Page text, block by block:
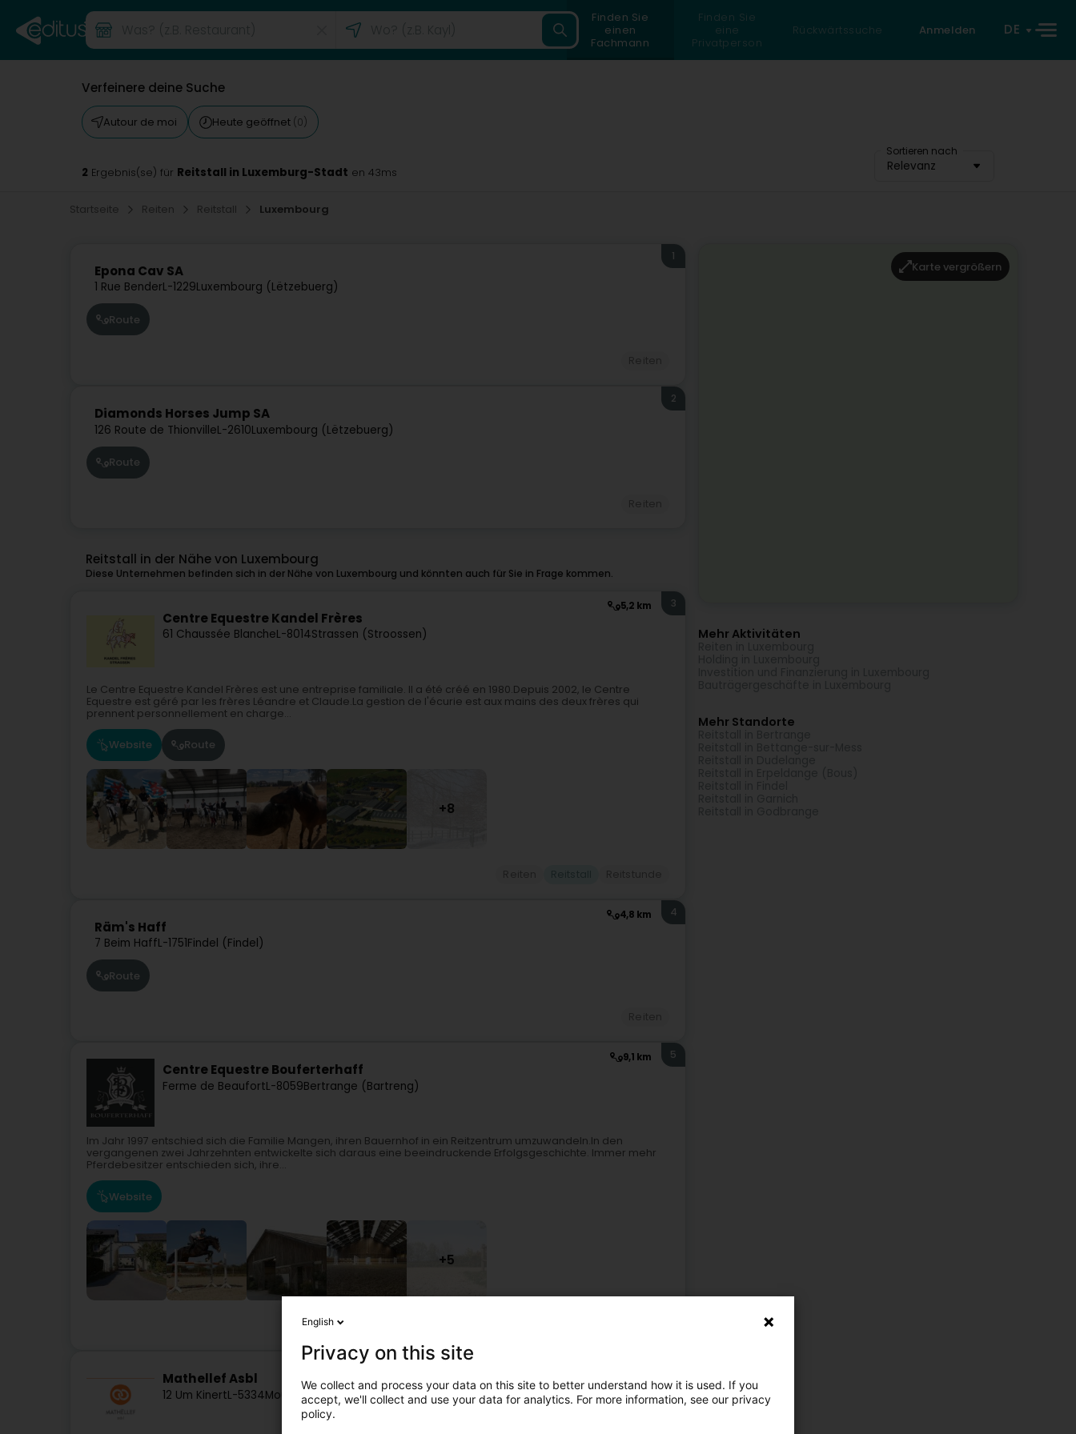
Finden Sie
einen
Fachmann
Finden Sie
eine
Privatperson
Rückwärtssuche Anmelden DE
Verfeinere deine Suche
Autour de moi Heute geöffnet (0)
Sortieren nach
Relevanz
2 Ergebnis(se) für Reitstall in Luxemburg-Stadt en 43ms
Startseite Reiten Reitstall Luxembourg
Epona Cav SA
1 Rue BenderL-1229Luxembourg (Lëtzebuerg)
1
Route
Diamonds Horses Jump SA
126 Route de ThionvilleL-2610Luxembourg (Lëtzebuerg)
2
Route
Reitstall in der Nähe von Luxembourg
Diese Unternehmen befinden sich in der Nähe von Luxembourg und könnten auch für Sie in Frage kommen.
5,2 km
Centre Equestre Kandel Frères
61 Chaussée BlancheL-8014Strassen (Stroossen)
3
Le Centre Equestre Kandel Frères est une entreprise familiale. Il a été créé en 1980.Depuis 2002, le Centre
Equestre est géré par les frères Léandre et Claude.La gestion de l'écurie est aux mains des deux frères qui
prennent personnellement en charge...
Website Route
+8
4,8 km
Räm's Haff
7 Beim HaffL-1751Findel (Findel)
4
Route
9,1 km
Centre Equestre Bouferterhaff
Ferme de BeaufortL-8059Bertrange (Bartreng)
5
Im Jahr 1997 entschied sich die Familie Mangen, ihren Bauernhof in ein Reitzentrum umzuwandeln.In den
vergangenen zwei Jahrzehnten entwickelte sich daraus eine beeindruckende Erfolgsgeschichte. Immer mehr
Pferdebesitzer entschieden sich, ihre...
Website
+5
Mathellef Asbl
12 Um KinertL-5334Moutfort (Mutfert)
Karte vergrößern
Mehr Aktivitäten
Mehr Standorte
English
Privacy on this site
We collect and process your data on this site to better understand how it is used. If you
accept, we'll collect and use your data for analytics. For more information, see our privacy
policy.